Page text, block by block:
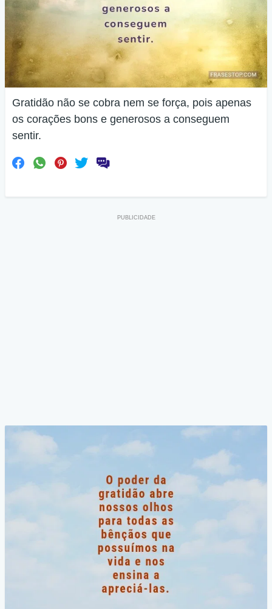
Gratidão não se cobra nem se força, pois apenas
os corações bons e generosos a conseguem
sentir.